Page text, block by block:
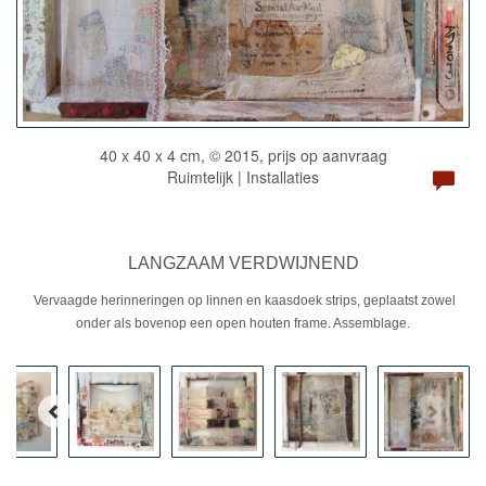
40 x 40 x 4 cm, © 2015, prijs op aanvraag
Ruimtelijk | Installaties
LANGZAAM VERDWIJNEND
Vervaagde herinneringen op linnen en kaasdoek strips, geplaatst zowel
onder als bovenop een open houten frame. Assemblage.